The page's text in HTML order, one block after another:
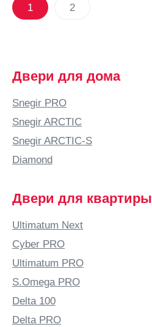
1 2
Двери для дома
Snegir PRO
Snegir ARCTIC
Snegir ARCTIC-S
Diamond
Двери для квартиры
Ultimatum Next
Cyber PRO
Ultimatum PRO
S.Omega PRO
Delta 100
Delta PRO